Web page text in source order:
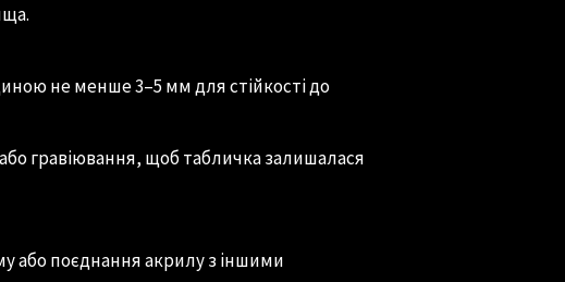
не менше 3–5 мм для стійкості до
гравіювання, щоб табличка залишалася
або поєднання акрилу з іншими